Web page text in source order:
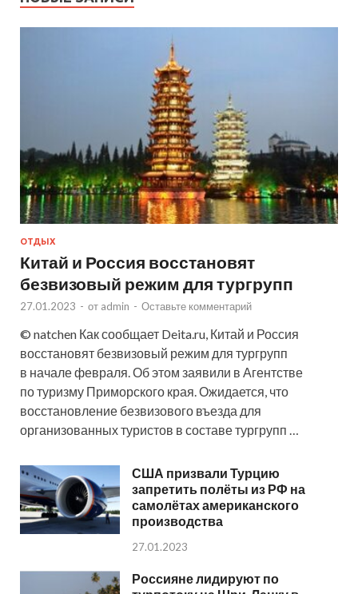
ОТДЫХ
Китай и Россия восстановят
безвизовый режим для тургрупп
27.01.2023 - от admin - Оставьте комментарий
© natchen Как сообщает Deita.ru, Китай и Россия
восстановят безвизовый режим для тургрупп
в начале февраля. Об этом заявили в Агентстве
по туризму Приморского края. Ожидается, что
восстановление безвизового въезда для
организованных туристов в составе тургрупп …
США призвали Турцию
запретить полёты из РФ на
самолётах американского
производства
27.01.2023
Россияне лидируют по